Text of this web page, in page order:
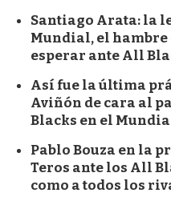
Santiago Arata: la
Mundial, el hambre
esperar ante All
Así fue la última
Aviñón de cara al
Blacks en el
Pablo Bouza en la
Teros ante los All
como a todos los